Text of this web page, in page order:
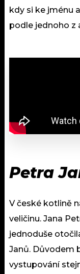
kdy si ke jménu
podle jednoho z
Petra
V české kotlině
veličinu. Jana
jednoduše
Janů. Důvodem
vystupování